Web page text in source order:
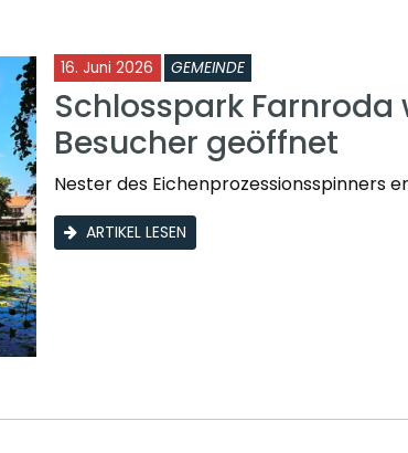
16. Juni 2026 GEMEINDE
Schlosspark Farnroda
Besucher geöffnet
Nester des Eichenprozessionsspinners
ARTIKEL LESEN